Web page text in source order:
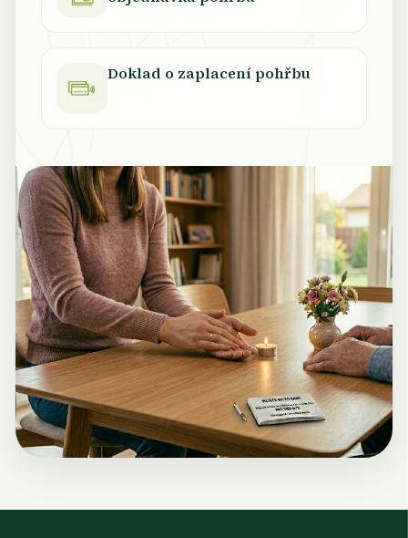
Doklad o zaplacení pohřbu